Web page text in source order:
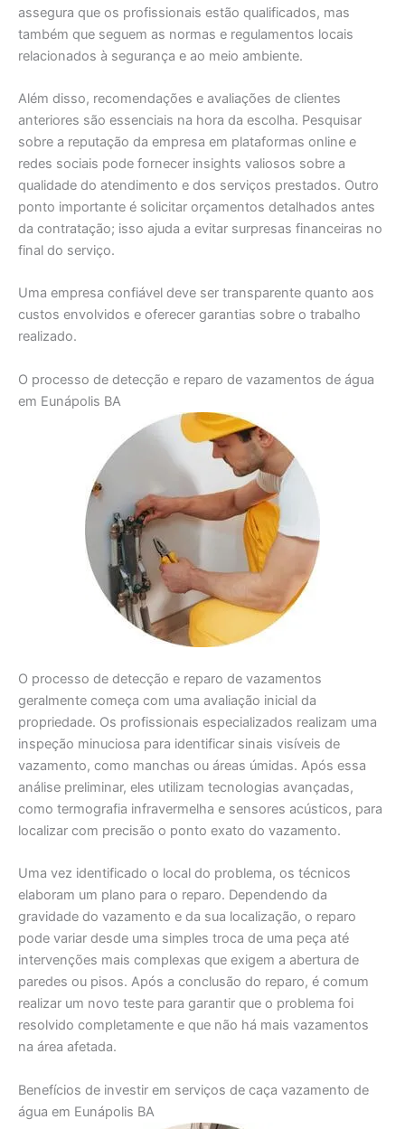
assegura que os profissionais estão qualificados, mas
também que seguem as normas e regulamentos locais
relacionados à segurança e ao meio ambiente.
Além disso, recomendações e avaliações de clientes
anteriores são essenciais na hora da escolha. Pesquisar
sobre a reputação da empresa em plataformas online e
redes sociais pode fornecer insights valiosos sobre a
qualidade do atendimento e dos serviços prestados. Outro
ponto importante é solicitar orçamentos detalhados antes
da contratação; isso ajuda a evitar surpresas financeiras no
final do serviço.
Uma empresa confiável deve ser transparente quanto aos
custos envolvidos e oferecer garantias sobre o trabalho
realizado.
O processo de detecção e reparo de vazamentos de água
em Eunápolis BA
O processo de detecção e reparo de vazamentos
geralmente começa com uma avaliação inicial da
propriedade. Os profissionais especializados realizam uma
inspeção minuciosa para identificar sinais visíveis de
vazamento, como manchas ou áreas úmidas. Após essa
análise preliminar, eles utilizam tecnologias avançadas,
como termografia infravermelha e sensores acústicos, para
localizar com precisão o ponto exato do vazamento.
Uma vez identificado o local do problema, os técnicos
elaboram um plano para o reparo. Dependendo da
gravidade do vazamento e da sua localização, o reparo
pode variar desde uma simples troca de uma peça até
intervenções mais complexas que exigem a abertura de
paredes ou pisos. Após a conclusão do reparo, é comum
realizar um novo teste para garantir que o problema foi
resolvido completamente e que não há mais vazamentos
na área afetada.
Benefícios de investir em serviços de caça vazamento de
água em Eunápolis BA